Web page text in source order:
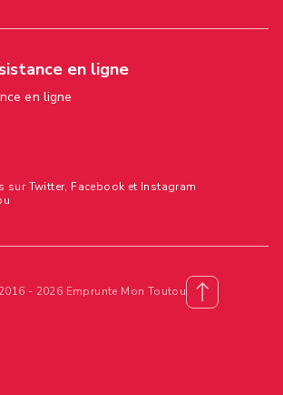
en ligne
en ligne
sur Twitter, Facebook et Instagram
- 2026 Emprunte Mon Toutou